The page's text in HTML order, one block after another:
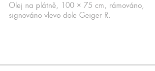
Olej na plátně, 100 × 75 cm, rámováno,
signováno vlevo dole Geiger R.